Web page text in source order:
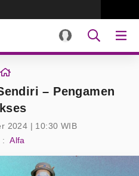
– Pengamen
2024 | 10:30 WIB
: Alfa